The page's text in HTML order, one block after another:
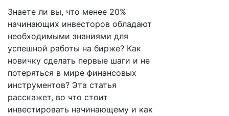
Знаете ли вы, что менее 20%
начинающих инвесторов обладают
необходимыми знаниями для
успешной работы на бирже? Как
новичку сделать первые шаги и не
потеряться в мире финансовых
инструментов? Эта статья
расскажет, во что стоит
инвестировать начинающему и как